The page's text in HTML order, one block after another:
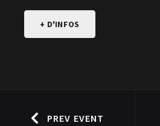
+ D'INFOS
PREV EVENT